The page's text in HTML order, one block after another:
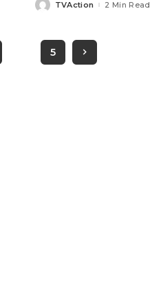
PostedTVAction 2 Min Read
5